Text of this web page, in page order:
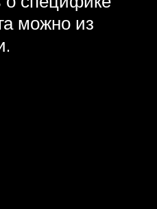
можно из